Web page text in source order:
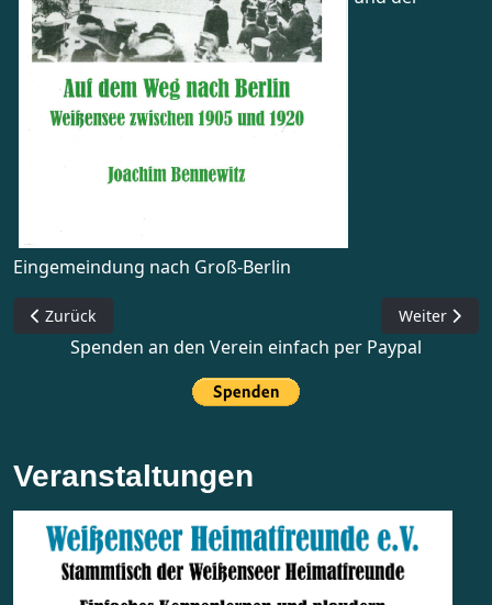
Eingemeindung nach Groß-Berlin
Vorheriger Beitrag: Es war nicht alles golden in den
Zurück Nächster
Weiter
Spenden an den Verein einfach per Paypal
Veranstaltungen